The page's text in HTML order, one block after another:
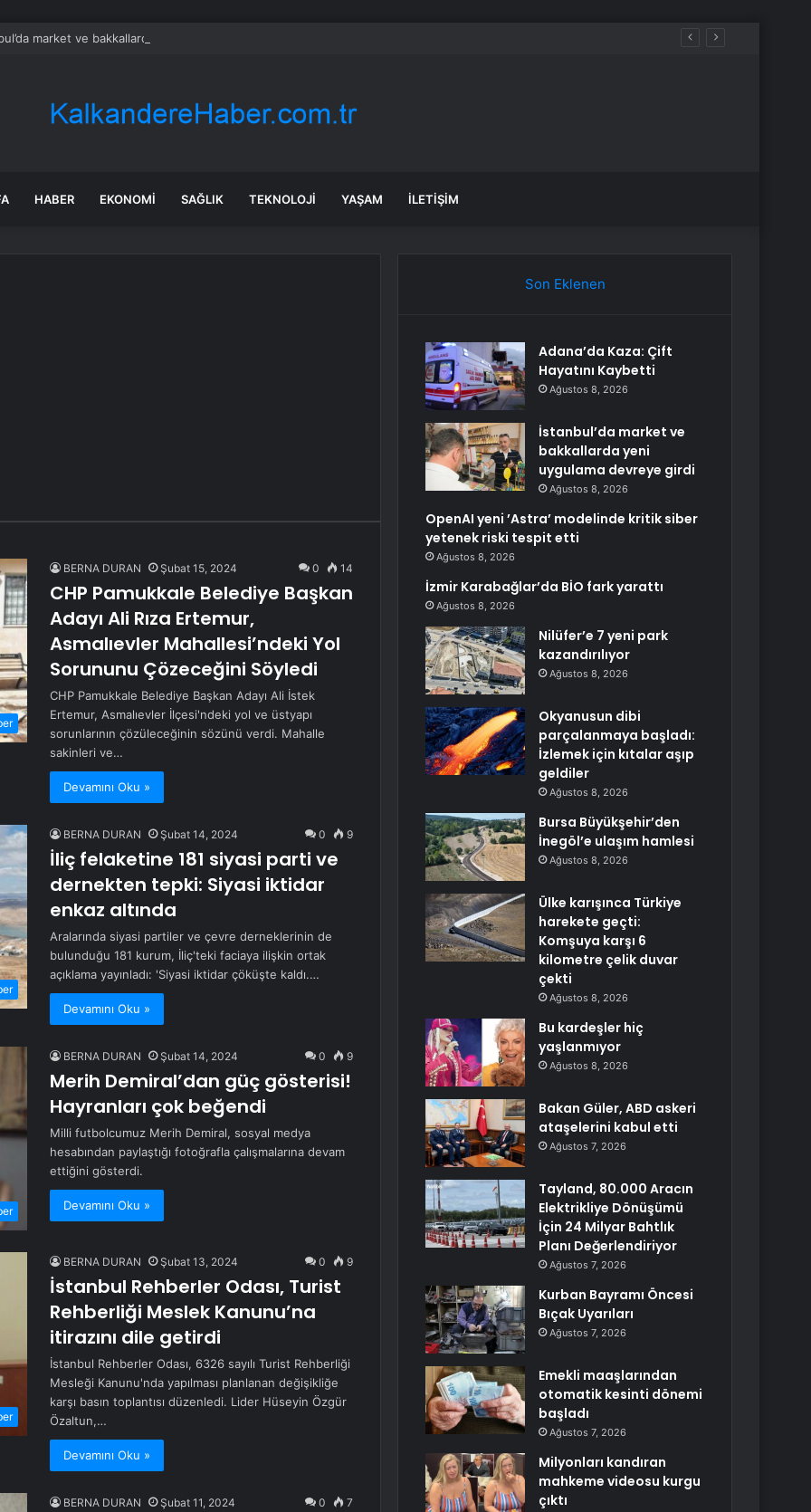
market ve bakkallarda yeni uygulama devreye girdi
HABER EKONOMI SAĞLIK TEKNOLOJI YAŞAM İLETIŞIM
BERNA DURAN Şubat 15, 2024 0 14
CHP Pamukkale Belediye Başkan
Adayı Ali Rıza Ertemur,
Asmalıevler Mahallesi’ndeki Yol
Sorununu Çözeceğini Söyledi
CHP Pamukkale Belediye Başkan Adayı Ali İstek
Ertemur, Asmalıevler İlçesi'ndeki yol ve üstyapı
sorunlarının çözüleceğinin sözünü verdi. Mahalle
sakinleri ve…
Devamını Oku »
BERNA DURAN Şubat 14, 2024 0 9
İliç felaketine 181 siyasi parti ve
dernekten tepki: Siyasi iktidar
enkaz altında
Aralarında siyasi partiler ve çevre derneklerinin de
bulunduğu 181 kurum, İliç'teki faciaya ilişkin ortak
açıklama yayınladı: 'Siyasi iktidar çöküşte kaldı.…
Devamını Oku »
BERNA DURAN Şubat 14, 2024 0 9
Merih Demiral’dan güç gösterisi!
Hayranları çok beğendi
Milli futbolcumuz Merih Demiral, sosyal medya
hesabından paylaştığı fotoğrafla çalışmalarına devam
ettiğini gösterdi.
Devamını Oku »
BERNA DURAN Şubat 13, 2024 0 9
İstanbul Rehberler Odası, Turist
Rehberliği Meslek Kanunu’na
itirazını dile getirdi
İstanbul Rehberler Odası, 6326 sayılı Turist Rehberliği
Mesleği Kanunu'nda yapılması planlanan değişikliğe
karşı basın toplantısı düzenledi. Lider Hüseyin Özgür
Özaltun,…
Devamını Oku »
BERNA DURAN Şubat 11, 2024 0 7
Son Eklenen
Adana’da Kaza: Çift
Hayatını Kaybetti
Ağustos 8, 2026
İstanbul’da market ve
bakkallarda yeni
uygulama devreye girdi
Ağustos 8, 2026
OpenAI yeni ’Astra’ modelinde kritik siber
yetenek riski tespit etti
Ağustos 8, 2026
İzmir Karabağlar’da BİO fark yarattı
Ağustos 8, 2026
Nilüfer’e 7 yeni park
kazandırılıyor
Ağustos 8, 2026
Okyanusun dibi
parçalanmaya başladı:
İzlemek için kıtalar aşıp
geldiler
Ağustos 8, 2026
Bursa Büyükşehir’den
İnegöl’e ulaşım hamlesi
Ağustos 8, 2026
Ülke karışınca Türkiye
harekete geçti:
Komşuya karşı 6
kilometre çelik duvar
çekti
Ağustos 8, 2026
Bu kardeşler hiç
yaşlanmıyor
Ağustos 8, 2026
Bakan Güler, ABD askeri
ataşelerini kabul etti
Ağustos 7, 2026
Tayland, 80.000 Aracın
Elektrikliye Dönüşümü
İçin 24 Milyar Bahtlık
Planı Değerlendiriyor
Ağustos 7, 2026
Kurban Bayramı Öncesi
Bıçak Uyarıları
Ağustos 7, 2026
Emekli maaşlarından
otomatik kesinti dönemi
başladı
Ağustos 7, 2026
Milyonları kandıran
mahkeme videosu kurgu
çıktı